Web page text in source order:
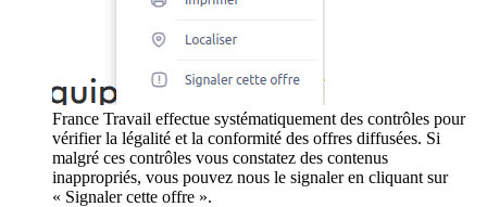
France Travail effectue systématiquement des contrôles pour
vérifier la légalité et la conformité des offres diffusées. Si
malgré ces contrôles vous constatez des contenus
inappropriés, vous pouvez nous le signaler en cliquant sur
« Signaler cette offre ».